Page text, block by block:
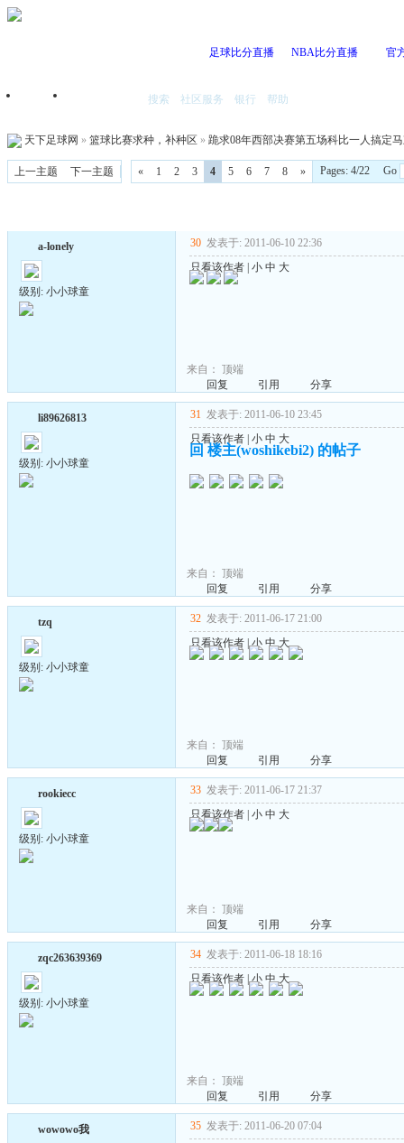
足球比分直播 NBA比分直播 官
首页 搜索 社区服务 银行 帮助
天下足球网 » 篮球比赛求种，补种区 » 跪求08年西部决赛第五场科比一人搞定
上一主题 下一主题 « 1 2 3 4 5 6 7 8 » Pages: 4/22 Go
a-lonely
级别: 小小球童
30 发表于: 2011-06-10 22:36
只看该作者 小 中 大
来自： 顶端
回复
引用 分享
li89626813
级别: 小小球童
31 发表于: 2011-06-10 23:45
只看该作者 小 中 大
回 楼主(woshikebi2) 的帖子
来自： 顶端
回复
引用 分享
tzq
级别: 小小球童
32 发表于: 2011-06-17 21:00
只看该作者 |小 中 大
来自： 顶端
回复
引用 分享
rookiecc
级别: 小小球童
33 发表于: 2011-06-17 21:37
只看该作者 小 中 大
来自： 顶端
回复
引用 分享
zqc263639369
级别: 小小球童
34 发表于: 2011-06-18 18:16
只看该作者 |小 中 大
来自： 顶端
回复
引用 分享
wowowo我 35 发表于: 2011-06-20 07:04